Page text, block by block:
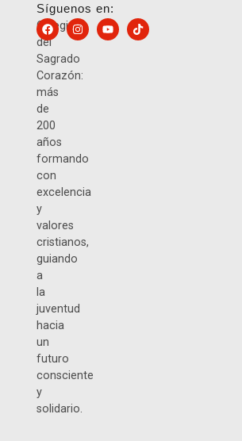
Colegio
del
Sagrado
Corazón:
más
de
200
años
formando
con
excelencia
y
valores
cristianos,
guiando
a
la
juventud
hacia
un
futuro
consciente
y
solidario.
Síguenos en: